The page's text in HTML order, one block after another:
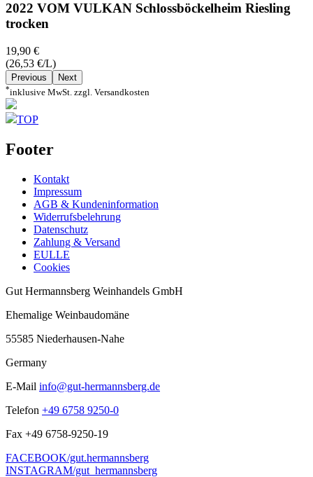
2022 VOM VULKAN Schlossböckelheim Riesling
trocken
19,90 €
(26,53 €/L)
Previous Next
*inklusive MwSt. zzgl. Versandkosten
TOP
Footer
Kontakt
Impressum
AGB & Kundeninformation
Widerrufsbelehrung
Datenschutz
Zahlung & Versand
EULLE
Cookies
Gut Hermannsberg Weinhandels GmbH
Ehemalige Weinbaudomäne
55585 Niederhausen-Nahe
Germany
E-Mail info@gut-hermannsberg.de
Telefon +49 6758 9250-0
Fax +49 6758-9250-19
FACEBOOK/gut.hermannsberg
INSTAGRAM/gut_hermannsberg